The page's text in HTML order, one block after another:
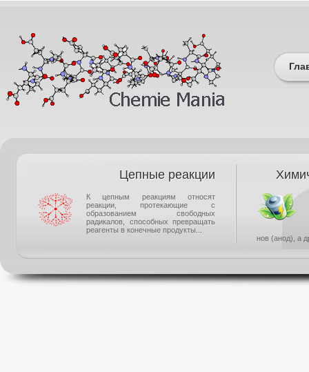
Цепные реакции
К цепным реакциям относят
реакции, протекающие с
образованием свободных
радикалов, способных превращать
реагенты в конечные продукты...
нов (анод), а